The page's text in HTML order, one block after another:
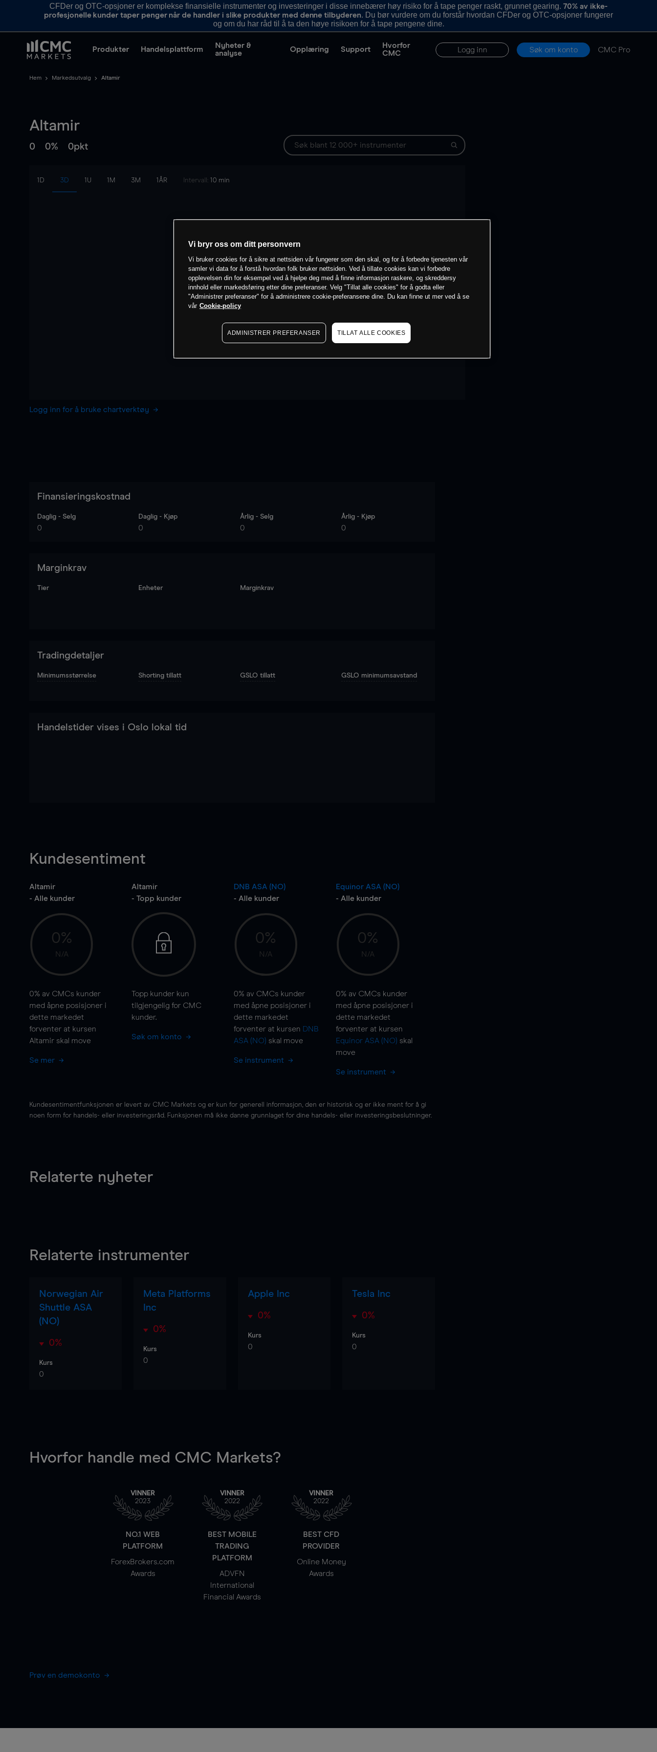
CFDer og OTC-opsjoner er komplekse finansielle instrumenter og investeringer i disse innebærer høy risiko for å tape penger raskt, grunnet gearing.70% av ikke-
profesjonelle kunder taper penger når de handler i slike produkter med denne tilbyderen. Du bør vurdere om du forstår hvordan CFDer og OTC-opsjoner fungerer
og om du har råd til å ta den høye risikoen for å tape pengene dine.
Produkter Handelsplattform
Nyheter &
analyse
Opplæring Support
Hvorfor
CMC
Logg inn Søk om konto CMC Pro
Hem Markedsutvalg Altamir
Altamir
0 0% 0pkt
1D 3D 1U 1M 3M 1ÅR Intervall: 10 min
Logg inn for å bruke chartverktøy
Finansieringskostnad
Daglig - Selg
0
Daglig - Kjøp
0
Årlig - Selg
0
Årlig - Kjøp
0
Marginkrav
Tier Enheter Marginkrav
Tradingdetaljer
Minimumsstørrelse Shorting tillatt GSLO tillatt GSLO minimumsavstand
Handelstider vises i Oslo lokal tid
Kundesentiment
Altamir
- Alle kunder
0%
N/A
0% av CMCs kunder
med åpne posisjoner i
dette markedet
forventer at kursen
Altamir skal move
Se mer
Altamir
- Topp kunder
Topp kunder kun
tilgjengelig for CMC
kunder.
Søk om konto
DNB ASA (NO)
- Alle kunder
0%
N/A
0% av CMCs kunder
med åpne posisjoner i
dette markedet
forventer at kursen DNB
ASA (NO) skal move
Se instrument
Equinor ASA (NO)
- Alle kunder
0%
N/A
0% av CMCs kunder
med åpne posisjoner i
dette markedet
forventer at kursen
Equinor ASA (NO) skal
move
Se instrument
Kundesentimentfunksjonen er levert av CMC Markets og er kun for generell informasjon, den er historisk og er ikke ment for å gi
noen form for handels- eller investeringsråd. Funksjonen må ikke danne grunnlaget for dine handels- eller investeringsbeslutninger.
Relaterte nyheter
Relaterte instrumenter
Norwegian Air
Shuttle ASA
(NO)
0%
Kurs
0
Meta Platforms
Inc
0%
Kurs
0
Apple Inc
0%
Kurs
0
Tesla Inc
0%
Kurs
0
Hvorfor handle med CMC Markets?
VINNER
2023
NO.1 WEB
PLATFORM
ForexBrokers.com
Awards
VINNER
2022
BEST MOBILE
TRADING
PLATFORM
ADVFN
International
Financial Awards
VINNER
2022
BEST CFD
PROVIDER
Online Money
Awards
Prøv en demokonto
Vi bryr oss om ditt personvern
Vi bruker cookies for å sikre at nettsiden vår fungerer som den skal, og for å forbedre tjenesten vår
samler vi data for å forstå hvordan folk bruker nettsiden. Ved å tillate cookies kan vi forbedre
opplevelsen din for eksempel ved å hjelpe deg med å finne informasjon raskere, og skreddersy
innhold eller markedsføring etter dine preferanser. Velg "Tillat alle cookies" for å godta eller
"Administrer preferanser" for å administrere cookie-preferansene dine. Du kan finne ut mer ved å se
vår Cookie-policy
ADMINISTRER PREFERANSER TILLAT ALLE COOKIES